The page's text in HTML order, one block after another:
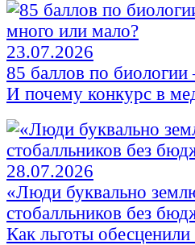
23.07.2026
85 баллов по
И почему конкурс в
28.07.2026
«Люди буквально
стобалльников без
Как льготы